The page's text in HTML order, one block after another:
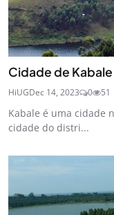
Cidade de Kabale
HiUGDec 14, 2023 0 51
Kabale é uma cidade
cidade do distri...